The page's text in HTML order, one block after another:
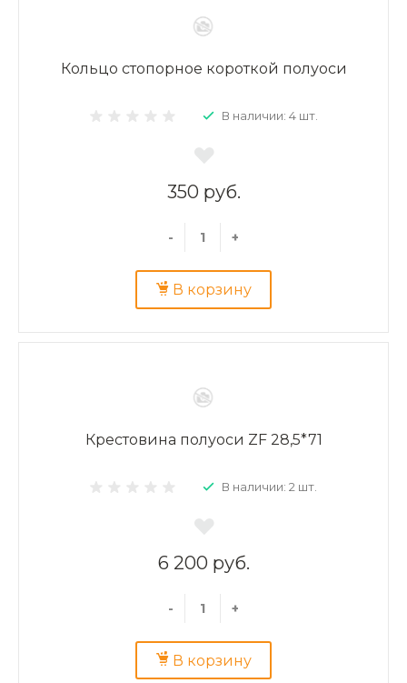
Кольцо стопорное короткой полуоси
В наличии: 4 шт.
350 руб.
- +
В корзину
Крестовина полуоси ZF 28,5*71
В наличии: 2 шт.
6 200 руб.
- +
В корзину